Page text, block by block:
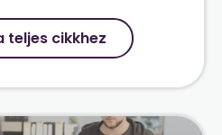
teljes cikkhez